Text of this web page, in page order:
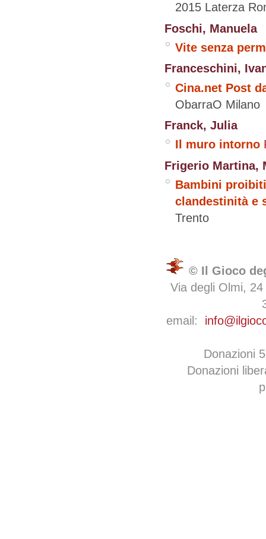
2015 Laterza
Foschi, Manuela
Vite senza
Franceschini,
Cina.net Post
ObarraO Milano
Franck, Julia
Il muro intorno
Frigerio Martina,
‬Bambini
clandestinità e
Trento
© Il Gioco
Via degli Olmi,
email:
Donazioni
Donazioni